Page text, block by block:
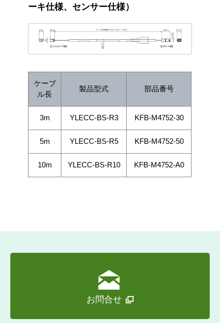
ーキ仕様、センサー仕様）
ケーブ
ル長
製品型式 部品番号
3m YLECC-BS-R3 KFB-M4752-30
5m YLECC-BS-R5 KFB-M4752-50
10m YLECC-BS-R10 KFB-M4752-A0
お問合せ